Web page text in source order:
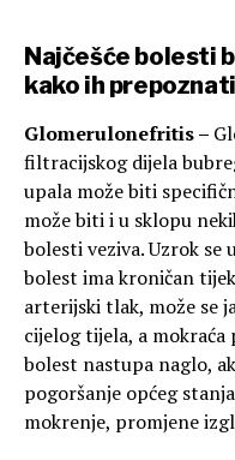
Najčešće bolesti
kako ih
Glomerulonefritis –
filtracijskog dijela
upala može biti
može biti i u sklopu
bolesti veziva. Uzrok se
bolest ima kroničan
arterijski tlak, može se
cijelog tijela, a
bolest nastupa naglo,
pogoršanje općeg
mokrenje, promjene